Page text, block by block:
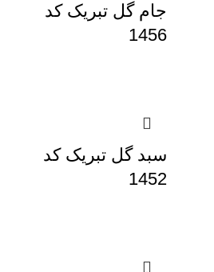
جام گل تبریک کد
1456
سبد گل تبریک کد
1452